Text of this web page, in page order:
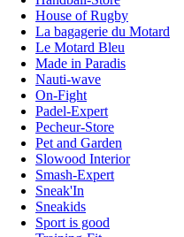
House of Rugby
La bagagerie du Motard
Le Motard Bleu
Made in Paradis
Nauti-wave
On-Fight
Padel-Expert
Pecheur-Store
Pet and Garden
Slowood Interior
Smash-Expert
Sneak'In
Sneakids
Sport is good